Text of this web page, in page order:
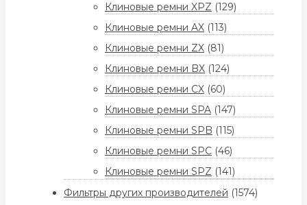
Клиновые ремни XPZ (129)
Клиновые ремни AX (113)
Клиновые ремни ZX (81)
Клиновые ремни BX (124)
Клиновые ремни CX (60)
Клиновые ремни SPA (147)
Клиновые ремни SPB (115)
Клиновые ремни SPC (46)
Клиновые ремни SPZ (141)
Фильтры других производителей (1574)